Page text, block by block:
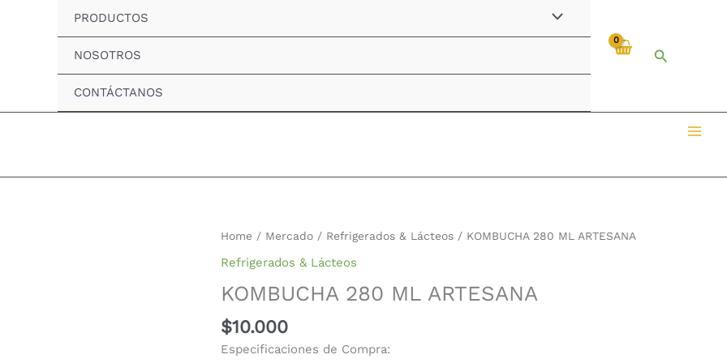
PRODUCTOS
NOSOTROS
CONTÁCTANOS
Buscar
Home / Mercado / Refrigerados & Lácteos / KOMBUCHA 280 ML ARTESANA
Refrigerados & Lácteos
KOMBUCHA 280 ML ARTESANA
$10.000
Especificaciones de Compra:
KOMBUCHA
280
ARTESANA